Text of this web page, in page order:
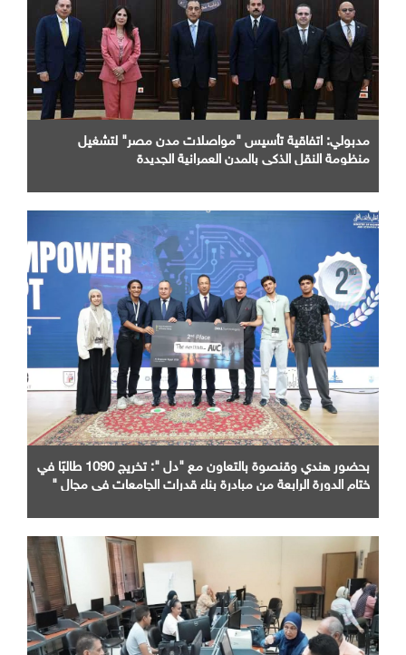
مدبولي: اتفاقية تأسيس "مواصلات مدن مصر" لتشغيل
منظومة النقل الذكي بالمدن العمرانية الجديدة
بحضور هندي وقنصوة بالتعاون مع "دل ": تخريج 1090 طالبًا في
ختام الدورة الرابعة من مبادرة بناء قدرات الجامعات في مجال "